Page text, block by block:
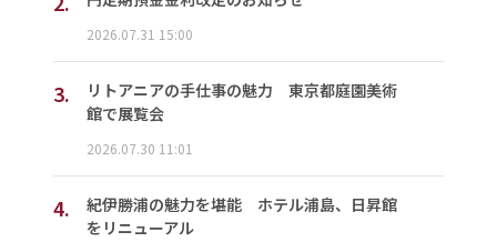
2026.07.31 15:00
3.
リトアニアの手仕事の魅力 東京都庭園美術
館で展覧会
2026.07.30 11:01
4.
紀伊勝浦の魅力を堪能 ホテル浦島、日昇館
をリニューアル